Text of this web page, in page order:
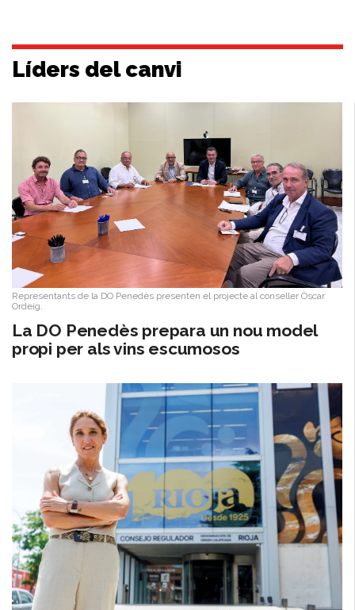
Líders del canvi
Representants de la DO Penedès presenten el projecte al conseller Òscar
Ordeig.
​La DO Penedès prepara un nou model
propi per als vins escumosos